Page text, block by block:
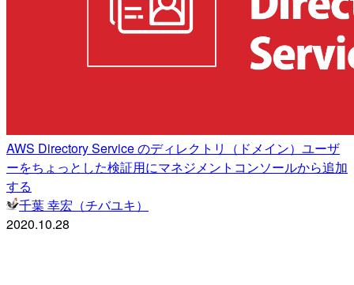
AWS Directory Service のディレクトリ（ドメイン）ユーザ
ーをちょっとした検証用にマネジメントコンソールから追加
する
千葉 幸宏（チバユキ）
2020.10.28